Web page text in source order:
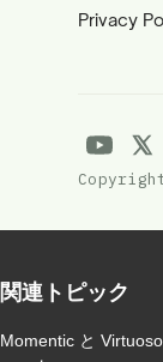
Privacy
関連トピック
Momentic と